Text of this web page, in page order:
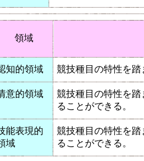
領域
知的領域 競技種目の特性を
意的領域
競技種目の特性を
ることができる。
能表現的
域
競技種目の特性を
ることができる。